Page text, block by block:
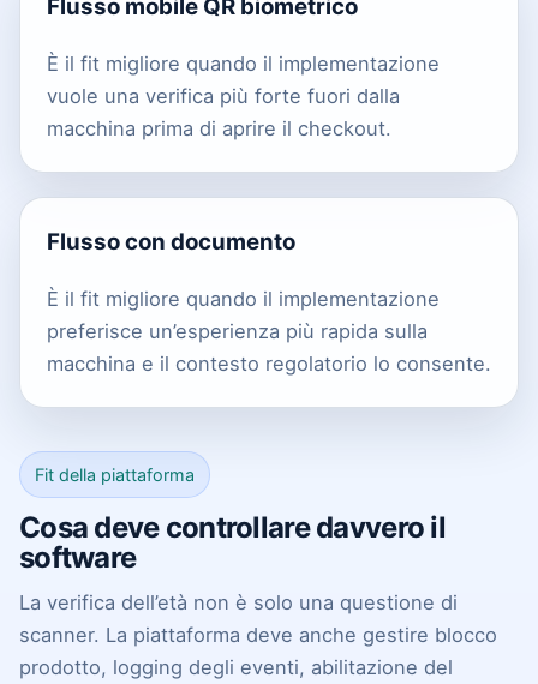
Flusso mobile QR biometrico
È il fit migliore quando il implementazione
vuole una verifica più forte fuori dalla
macchina prima di aprire il checkout.
Flusso con documento
È il fit migliore quando il implementazione
preferisce un’esperienza più rapida sulla
macchina e il contesto regolatorio lo consente.
Fit della piattaforma
Cosa deve controllare davvero il
software
La verifica dell’età non è solo una questione di
scanner. La piattaforma deve anche gestire blocco
prodotto, logging degli eventi, abilitazione del